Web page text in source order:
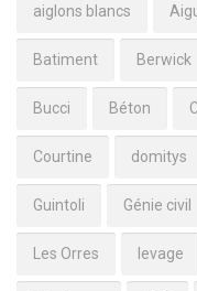
aiglons blancs
Batiment Berwick
Bucci Béton
Courtine domitys
Guintoli Génie civil
Les Orres levage